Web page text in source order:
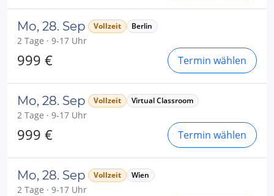
Mo, 28. Sep Vollzeit Berlin
2 Tage · 9-17 Uhr
999 € Termin wählen
Mo, 28. Sep Vollzeit Virtual Classroom
2 Tage · 9-17 Uhr
999 € Termin wählen
Mo, 28. Sep Vollzeit Wien
2 Tage · 9-17 Uhr